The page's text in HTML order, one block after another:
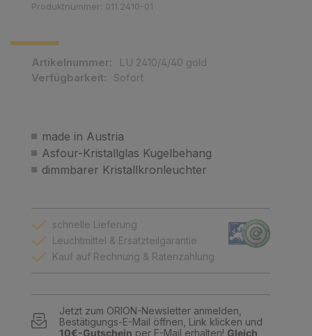
made in Austria
Asfour-Kristallglas Kugelbehang
dimmbarer Kristallkronleuchter
Artikelnummer:
LU 2410/4/40 gold
Verfügbarkeit:
Sofort
Produktnummer: 011.2410-01
schnelle Lieferung
Leuchtmittel & Ersatzteilgarantie
Kauf auf Rechnung & Ratenzahlung
Jetzt zum ORION-Newsletter anmelden,
Bestätigungs-E-Mail öffnen, Link klicken und
10€-Gutschein per E-Mail erhalten! Gleich